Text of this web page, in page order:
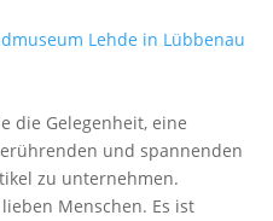
Lehde in Lübbenau
die Gelegenheit, eine
und spannenden
zu unternehmen.
Menschen. Es ist